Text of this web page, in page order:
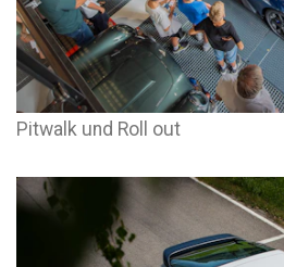
Pitwalk und Roll out